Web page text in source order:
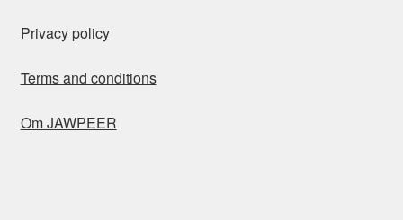
Privacy policy
Terms and conditions
Om JAWPEER